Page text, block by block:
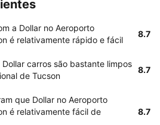
a Dollar no Aeroporto
é relativamente rápido e fácil
8.7
carros são bastante limpos
de Tucson
8.7
que Dollar no Aeroporto
é relativamente fácil de
8.7